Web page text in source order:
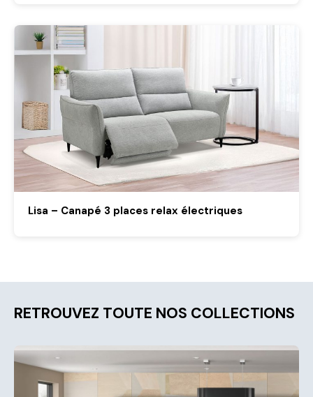
Lisa – Canapé 3 places relax électriques
RETROUVEZ TOUTE NOS COLLECTIONS